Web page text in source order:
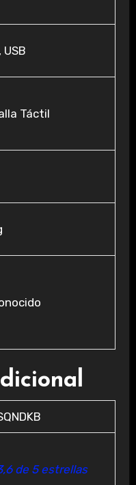
USB
Táctil
de 5 estrellas